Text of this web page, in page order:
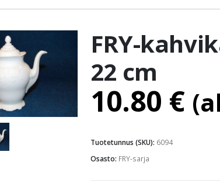
FRY-
22 cm
10.80 €
Tuotetunnus (SKU): 6094
Osasto: FRY-sarja